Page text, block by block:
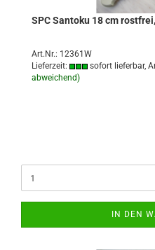
SPC Santoku 18 cm
Art.Nr.: 12361W
Lieferzeit:
sofort lieferbar,
abweichend)
IN DEN